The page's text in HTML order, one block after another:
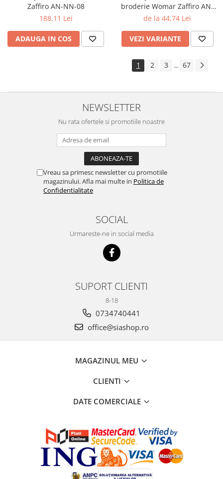
Zaffiro AN-NN-08
188,11 Lei
ADAUGA IN COS
broderie Womar Zaffiro AN-
NZ-15E
de la 44,74 Lei
VEZI VARIANTE
1 2 3 ... 67
NEWSLETTER
Nu rata ofertele si promotiile noastre
Vreau sa primesc newsletter cu promotiile
magazinului. Afla mai multe in Politica de
Confidentialitate
SOCIAL
Urmareste-ne in social media
SUPORT CLIENTI
8-18
0734740441
office@siashop.ro
MAGAZINUL MEU
CLIENTI
DATE COMERCIALE